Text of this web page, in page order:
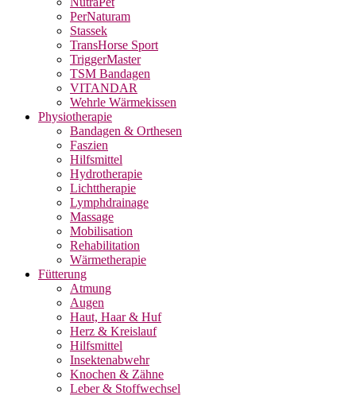
PerNaturam
Stassek
TransHorse Sport
TriggerMaster
TSM Bandagen
VITANDAR
Wehrle Wärmekissen
Physiotherapie
Bandagen & Orthesen
Faszien
Hilfsmittel
Hydrotherapie
Lichttherapie
Lymphdrainage
Massage
Mobilisation
Rehabilitation
Wärmetherapie
Fütterung
Atmung
Augen
Haut, Haar & Huf
Herz & Kreislauf
Hilfsmittel
Insektenabwehr
Knochen & Zähne
Leber & Stoffwechsel